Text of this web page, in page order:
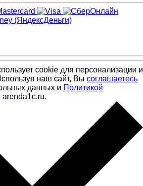
cookie для персонализации и
наш сайт, Вы соглашаетесь
данных и Политикой
arenda1c.ru.